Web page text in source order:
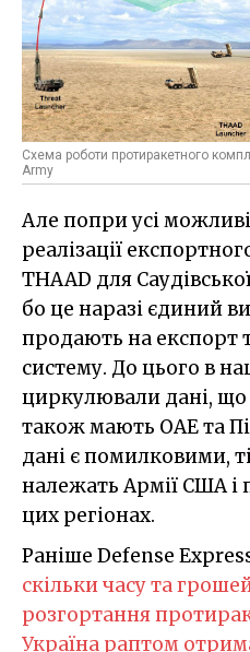
Схема роботи протиракетного
Army
Але попри усі
реалізації
THAAD для
бо це наразі єдиний
продають на експорт
систему. До цього в
циркулювали дані, що
також мають ОАЕ та
дані є помилковими,
належать Армії США і
цих регіонах.
Раніше Defense
скільки часу та
розгортання
Україна раптом